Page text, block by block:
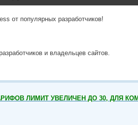
от популярных разработчиков!
и владельцев сайтов.
ЛИМИТ УВЕЛИЧЕН ДО 30, ДЛЯ